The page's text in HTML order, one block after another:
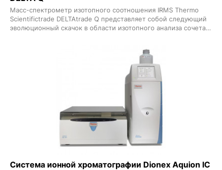
Масс-спектрометр изотопного соотношения IRMS Thermo
Scientifictrade DELTAtrade Q представляет собой следующий
эволюционный скачок в области изотопного анализа сочетая
Thermo Scientifictrade Qtegratrade Intelligent Scientific Data
Solution ISDS Масс-спектрометр DELTA Q разработан для
беспрепятственного подключения к широкому спектру
периферийных устройств Thermo Scientifictrade
предназначенных для поддержки различных исследований
включая проверку подлинности продуктов питания
криминалистическую и экологическую экспертизу допинг-
контроль и научные исследования
Система ионной хроматографии Dionex Aquion IC